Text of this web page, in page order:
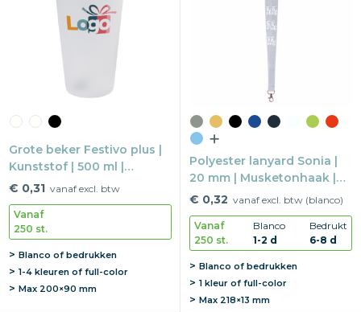
Grote beker Festivo plus |
Kunststof | 500 ml |
Herbruikbaar
€ 0,31 vanaf excl. btw
Vanaf
250 st.
Blanco of bedrukken
1-4 kleuren of full-color
Max 200×90 mm
Polyester lanyard Sonia |
20 mm | Musketonhaak |
Safetyclip
€ 0,32 vanaf excl. btw (blanco)
Vanaf
250 st.
Blanco
1-2 d
Bedrukt
6-8 d
Blanco of bedrukken
1 kleur of full-color
Max 218×13 mm